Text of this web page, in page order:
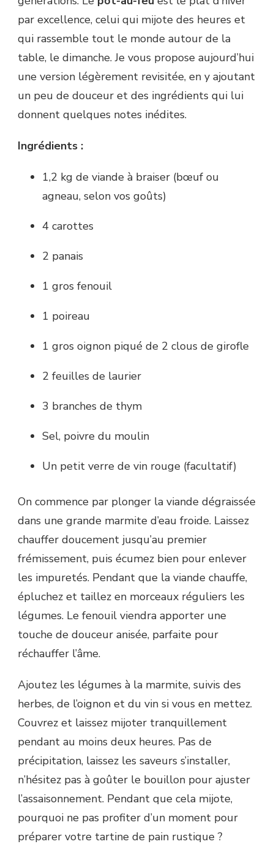
par excellence, celui qui mijote des heures et
qui rassemble tout le monde autour de la
table, le dimanche. Je vous propose aujourd’hui
une version légèrement revisitée, en y ajoutant
un peu de douceur et des ingrédients qui lui
donnent quelques notes inédites.
Ingrédients :
1,2 kg de viande à braiser (bœuf ou
agneau, selon vos goûts)
4 carottes
2 panais
1 gros fenouil
1 poireau
1 gros oignon piqué de 2 clous de girofle
2 feuilles de laurier
3 branches de thym
Sel, poivre du moulin
Un petit verre de vin rouge (facultatif)
On commence par plonger la viande dégraissée
dans une grande marmite d’eau froide. Laissez
chauffer doucement jusqu’au premier
frémissement, puis écumez bien pour enlever
les impuretés. Pendant que la viande chauffe,
épluchez et taillez en morceaux réguliers les
légumes. Le fenouil viendra apporter une
touche de douceur anisée, parfaite pour
réchauffer l’âme.
Ajoutez les légumes à la marmite, suivis des
herbes, de l’oignon et du vin si vous en mettez.
Couvrez et laissez mijoter tranquillement
pendant au moins deux heures. Pas de
précipitation, laissez les saveurs s’installer,
n’hésitez pas à goûter le bouillon pour ajuster
l’assaisonnement. Pendant que cela mijote,
pourquoi ne pas profiter d’un moment pour
préparer votre tartine de pain rustique ?